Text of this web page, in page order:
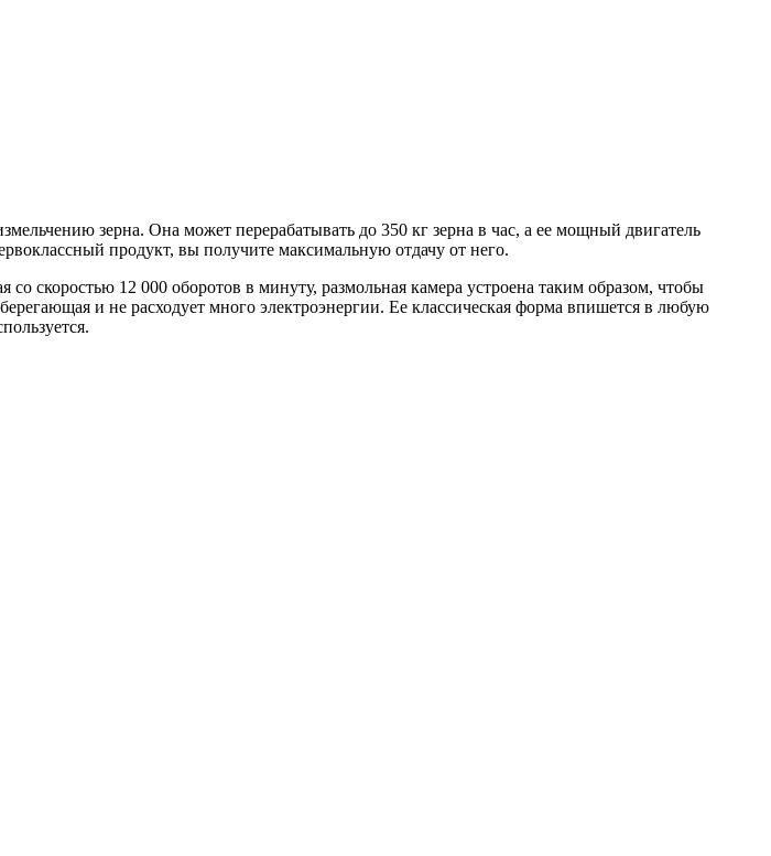
зерна. Она может перерабатывать до 350 кг зерна в час, а ее мощный двигатель
продукт, вы получите максимальную отдачу от него.
скоростью 12 000 оборотов в минуту, размольная камера устроена таким образом, чтобы
и не расходует много электроэнергии. Ее классическая форма впишется в любую